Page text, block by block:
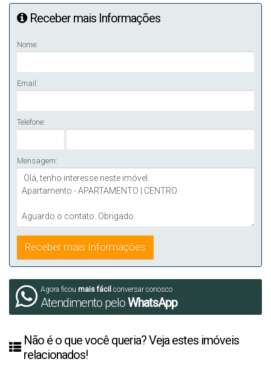
Receber mais Informações
Nome:
Email:
Telefone:
Mensagem:
Agora ficou mais fácil conversar conosco
Atendimento peloWhatsApp
Não é o que você queria? Veja estes imóveis
relacionados!